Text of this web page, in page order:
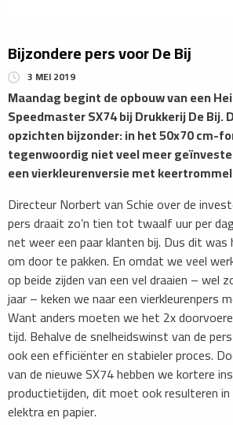
Bijzondere pers voor De Bij
3 MEI 2019
Maandag begint de opbouw van een
Speedmaster SX74 bij Drukkerij De Bij.
opzichten bijzonder: in het 50x70 cm-
tegenwoordig niet veel meer
een vierkleurenversie met
Directeur Norbert van Schie over de
pers draait zo’n tien tot twaalf uur per
net weer een paar klanten bij. Dus dit
om door te pakken. En omdat we veel
op beide zijden van een vel draaien – wel
jaar – keken we naar een vierkleurenpers
Want anders moeten we het 2x
tijd. Behalve de snelheidswinst van de
ook een efficiënter en stabieler proces.
van de nieuwe SX74 hebben we kortere
productietijden, dit moet ook resulteren in
elektra en papier.